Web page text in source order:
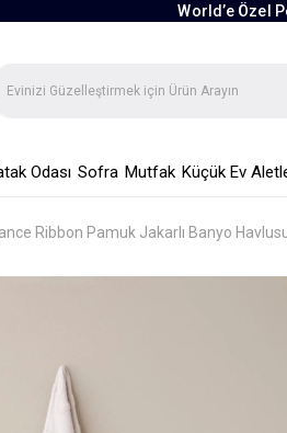
World’e Özel
Odası Sofra Mutfak Küçük Ev
Ribbon Pamuk Jakarlı Banyo